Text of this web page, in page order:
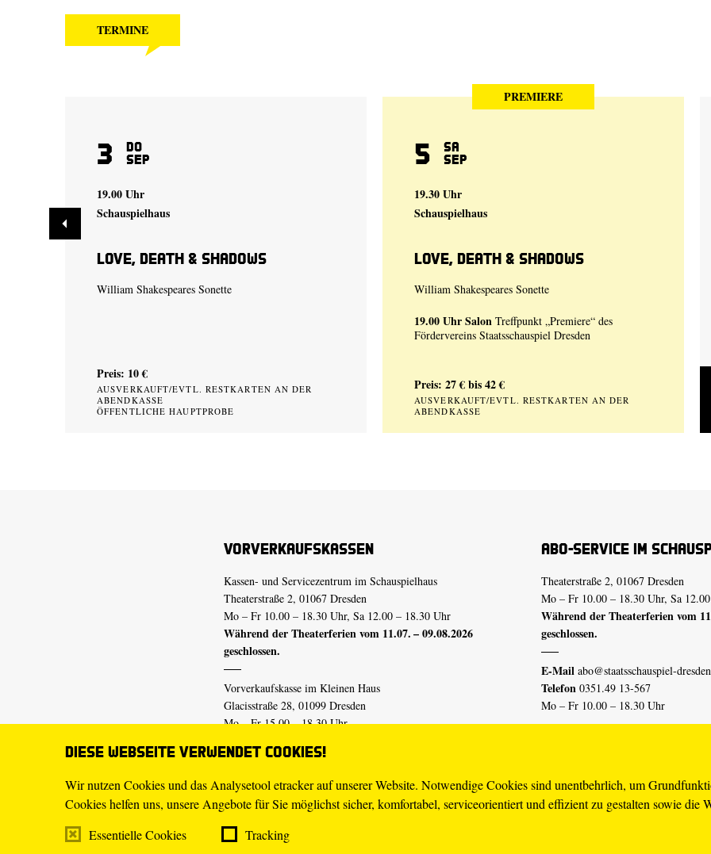
Diese Webseite verwendet Cookies!
Wir nutzen Cookies und das Analysetool etracker auf unserer Website. Notwendige Cookies sind unentbehrlich, um
Cookies helfen uns, unsere Angebote für Sie möglichst sicher, komfortabel, serviceorientiert und effizient zu gestalten sowie die
Essentielle Cookies
Tracking
TERMINE
3 Do
Sep
19.00 Uhr
Schauspielhaus
Love, Death & Shadows
William Shakespeares Sonette
Preis: 10 €
AUSVERKAUFT/EVTL. RESTKARTEN AN DER
ABENDKASSE
ÖFFENTLICHE HAUPTPROBE
PREMIERE
5 Sa
Sep
19.30 Uhr
Schauspielhaus
Love, Death & Shadows
William Shakespeares Sonette
19.00 UhrSalon Treffpunkt „Premiere“ des
Fördervereins Staatsschauspiel Dresden
Preis: 27 € bis 42 €
AUSVERKAUFT/EVTL. RESTKARTEN AN DER
ABENDKASSE
Vorverkaufskassen
Kassen- und Servicezentrum im Schauspielhaus
Theaterstraße 2, 01067 Dresden
Mo – Fr 10.00 – 18.30 Uhr, Sa 12.00 – 18.30 Uhr
Während der Theaterferien vom 11.07. – 09.08.2026
geschlossen.
Vorverkaufskasse im Kleinen Haus
Glacisstraße 28, 01099 Dresden
Mo – Fr 15.00 – 18.30 Uhr
geschlossen.
E-Mail tickets@staatsschauspiel-dresden.de
Telefon 0351.49 13-555
Mo – Fr 10.00 – 18.30 Uhr
Abo-Service im
Theaterstraße 2, 01067 Dresden
Mo – Fr 10.00 – 18.30 Uhr, Sa
Während der Theaterferien vom
geschlossen.
E-Mail abo@staatsschauspiel-
Telefon 0351.49 13-567
Mo – Fr 10.00 – 18.30 Uhr
Erklärung Barrierefreiheit